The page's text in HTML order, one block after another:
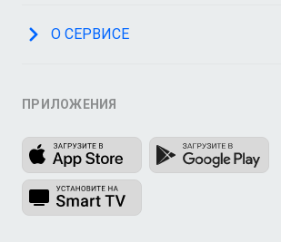
О СЕРВИСЕ
ПРИЛОЖЕНИЯ